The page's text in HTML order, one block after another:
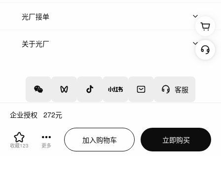
企业授权 272元
收藏123 更多
加入购物车 立即购买
客服
上传案例
光厂接单
上架服务
关于光厂
增值电信业务经营许可证：川B2-20160192
蜀ICP备12020238号-4
川公网安备51019002000262 违法和不良信息举报中心